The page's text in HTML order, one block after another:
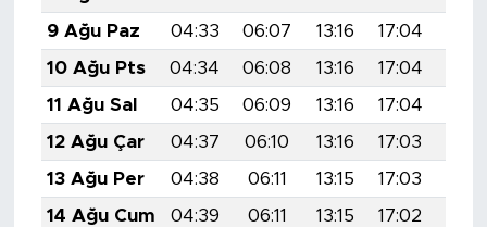
9 Ağu Paz
04:33 06:07 13:16 17:04
10 Ağu Pts
04:34 06:08 13:16 17:04
11 Ağu Sal
04:35 06:09 13:16 17:04
12 Ağu Çar
04:37 06:10 13:16 17:03
13 Ağu Per
04:38 06:11 13:15 17:03
14 Ağu Cum
04:39 06:11 13:15 17:02